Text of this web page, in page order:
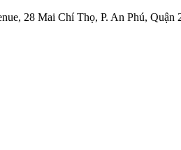
28 Mai Chí Thọ, P. An Phú, Quận